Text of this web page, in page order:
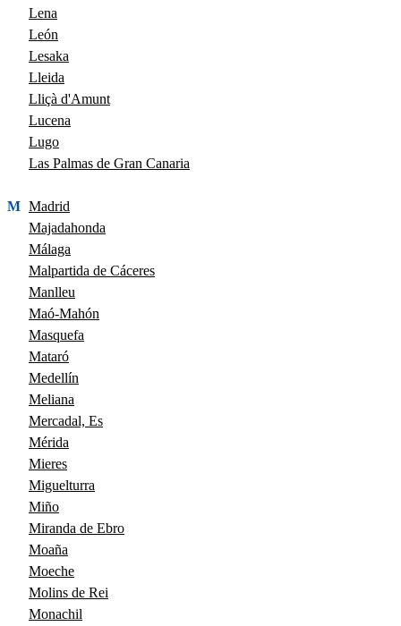
Lena
León
Lesaka
Lleida
Lliçà d'Amunt
Lucena
Lugo
Las Palmas de Gran Canaria
M Madrid
Majadahonda
Málaga
Malpartida de Cáceres
Manlleu
Maó-Mahón
Masquefa
Mataró
Medellín
Meliana
Mercadal, Es
Mérida
Mieres
Miguelturra
Miño
Miranda de Ebro
Moaña
Moeche
Molins de Rei
Monachil